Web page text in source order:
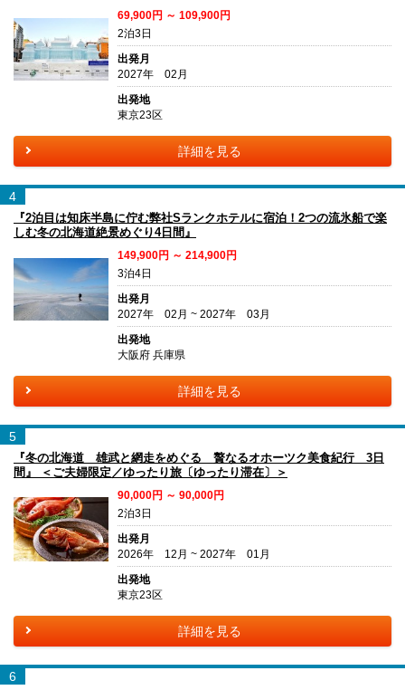
69,900円 ～ 109,900円
2泊3日
出発月
2027年 02月
出発地
東京23区
詳細を見る
4
『2泊目は知床半島に佇む弊社Sランクホテルに宿泊！2つの流氷船で楽
しむ冬の北海道絶景めぐり4日間』
149,900円 ～ 214,900円
3泊4日
出発月
2027年 02月 ~ 2027年 03月
出発地
大阪府 兵庫県
詳細を見る
5
『冬の北海道 雄武と網走をめぐる 贅なるオホーツク美食紀行 3日
間』 ＜ご夫婦限定／ゆったり旅〔ゆったり滞在〕＞
90,000円 ～ 90,000円
2泊3日
出発月
2026年 12月 ~ 2027年 01月
出発地
東京23区
詳細を見る
6